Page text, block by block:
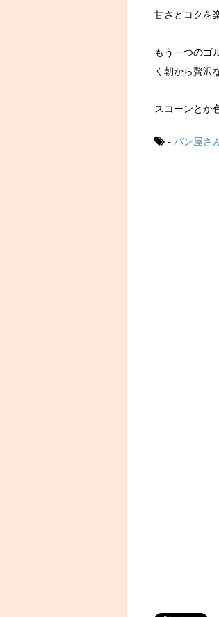
甘さとコクを
もう一つのゴ
く朝から贅沢
スコーンとか
- パン屋さ